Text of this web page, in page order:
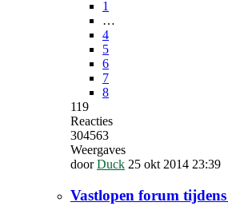
1
…
4
5
6
7
8
119
Reacties
304563
Weergaves
doorDuck 25 okt 2014 23:39
Vastlopen forum